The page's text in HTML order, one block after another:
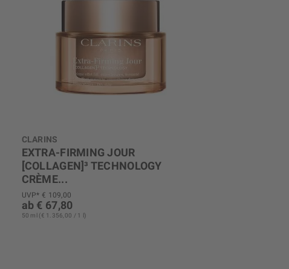
CLARINS
EXTRA-FIRMING JOUR
[COLLAGEN]³ TECHNOLOGY
CRÈME...
Extra-Firming 40+
UVP* € 109,00
ab € 67,80
50 ml (€ 1.356,00 / 1 l)